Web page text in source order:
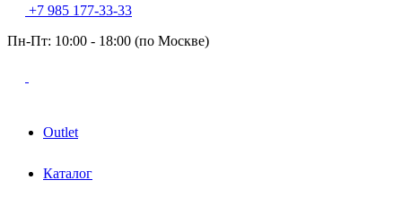
+7 985 177-33-33
Пн-Пт: 10:00 - 18:00 (по Москве)
Outlet
Каталог